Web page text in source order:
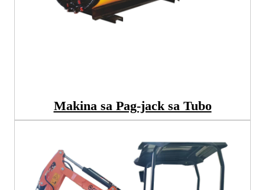
Makina sa Pag-jack sa Tubo